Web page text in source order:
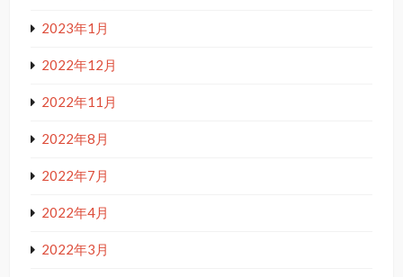
2023年1月
2022年12月
2022年11月
2022年8月
2022年7月
2022年4月
2022年3月